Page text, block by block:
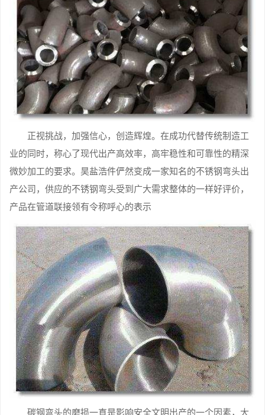
正视挑战，加强信心，创造辉煌。在成功代替传统制造工
业的同时，称心了现代出产高效率，高牢稳性和可靠性的精深
微妙加工的要求。昊盐浩件俨然变成一家知名的不锈钢弯头出
产公司，供应的不锈钢弯头受到广大需求整体的一样好评价，
产品在管道联接领有令称呼心的表示
碳钢弯头的磨损一直是影响安全文明出产的一个因素，大